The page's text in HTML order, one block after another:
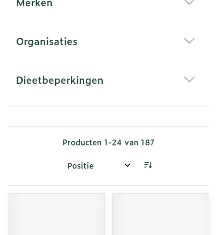
Organisaties
Dieetbeperkingen
Producten 1-24 van 187
Sorteer op: